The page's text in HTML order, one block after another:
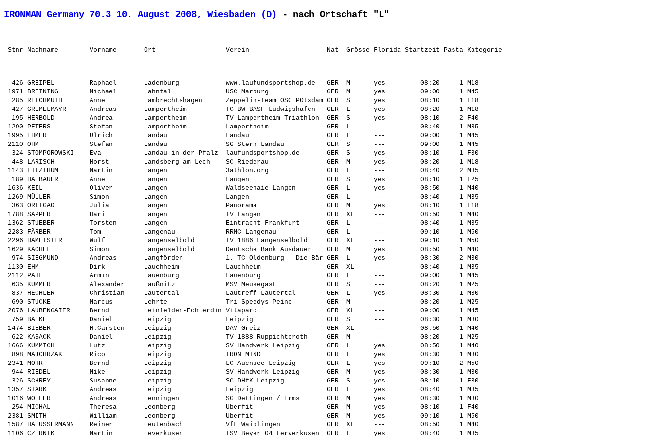
IRONMAN Germany 70.3 10. August 2008, Wiesbaden (D) - nach Ortschaft "L"
  426 GREIPEL         Raphael       Ladenburg            www.laufundsportshop.de   GER  M      yes         08:20     1 M18
1971 BREINING        Michael       Lahntal              USC Marburg               GER  M      yes         09:00     1 M45
  285 REICHMUTH       Anne          Lambrechtshagen      Zeppelin-Team OSC POtsdam GER  S      yes         08:10     1 F18
  427 GREMELMAYR      Andreas       Lampertheim          TC BW BASF Ludwigshafen   GER  L      yes         08:20     1 M18
  195 HERBOLD         Andrea        Lampertheim          TV Lampertheim Triathlon  GER  S      yes         08:10     2 F40
1290 PETERS          Stefan        Lampertheim          Lampertheim               GER  L      ---         08:40     1 M35
1995 EHMER           Ulrich        Landau               Landau                    GER  L      ---         09:00     1 M45
2110 OHM             Stefan        Landau               SG Stern Landau           GER  S      ---         09:00     1 M45
  324 STOMPOROWSKI    Eva           Landau in der Pfalz  laufundsportshop.de       GER  S      yes         08:10     1 F30
  448 LARISCH         Horst         Landsberg am Lech    SC Riederau               GER  M      yes         08:20     1 M18
1143 FITZTHUM        Martin        Langen               3athlon.org               GER  L      ---         08:40     2 M35
  189 HALBAUER        Anne          Langen               Langen                    GER  S      yes         08:10     1 F25
1636 KEIL            Oliver        Langen               Waldseehaie Langen        GER  L      yes         08:50     1 M40
1269 MÜLLER          Simon         Langen               Langen                    GER  L      ---         08:40     1 M35
  363 ORTIGAO         Julia         Langen               Panorama                  GER  M      yes         08:10     1 F18
1788 SAPPER          Hari          Langen               TV Langen                 GER  XL     ---         08:50     1 M40
1362 STUEBER         Torsten       Langen               Eintracht Frankfurt       GER  L      ---         08:40     1 M35
2283 FÄRBER          Tom           Langenau             RRMC-Langenau             GER  L      ---         09:10     1 M50
2296 HAMEISTER       Wulf          Langenselbold        TV 1886 Langenselbold     GER  XL     ---         09:10     1 M50
1629 KACHEL          Simon         Langenselbold        Deutsche Bank Ausdauer    GER  M      yes         08:50     1 M40
  974 SIEGMUND        Andreas       Langförden           1. TC Oldenburg - Die Bär GER  L      yes         08:30     2 M30
1130 EHM             Dirk          Lauchheim            Lauchheim                 GER  XL     ---         08:40     1 M35
2112 PAHL            Armin         Lauenburg            Lauenburg                 GER  L      ---         09:00     1 M45
  635 KUMMER          Alexander     Laußnitz             MSV Meusegast             GER  S      ---         08:20     1 M25
  837 HECHLER         Christian     Lautertal            Lautreff Lautertal        GER  L      yes         08:30     1 M30
  690 STUCKE          Marcus        Lehrte               Tri Speedys Peine         GER  M      ---         08:20     1 M25
2076 LAUBENGAIER     Bernd         Leinfelden-Echterdin Vitaparc                  GER  XL     ---         09:00     1 M45
  759 BALKE           Daniel        Leipzig              Leipzig                   GER  S      ---         08:30     1 M30
1474 BIEBER          H.Carsten     Leipzig              DAV Greiz                 GER  XL     ---         08:50     1 M40
  622 KASACK          Daniel        Leipzig              TV 1888 Ruppichteroth     GER  M      ---         08:20     1 M25
1666 KUMMICH         Lutz          Leipzig              SV Handwerk Leipzig       GER  L      yes         08:50     1 M40
  898 MAJCHRZAK       Rico          Leipzig              IRON MIND                 GER  L      yes         08:30     1 M30
2341 MOHR            Bernd         Leipzig              LC Auensee Leipzig        GER  L      yes         09:10     2 M50
  944 RIEDEL          Mike          Leipzig              SV Handwerk Leipzig       GER  M      yes         08:30     1 M30
  326 SCHREY          Susanne       Leipzig              SC DHfK Leipzig           GER  S      yes         08:10     1 F30
1357 STARK           Andreas       Leipzig              Leipzig                   GER  L      yes         08:40     1 M35
1016 WOLFER          Andreas       Lenningen            SG Dettingen / Erms       GER  M      yes         08:30     1 M30
  254 MICHAL          Theresa       Leonberg             Uberfit                   GER  M      yes         08:10     1 F40
2381 SMITH           William       Leonberg             Uberfit                   GER  M      yes         09:10     1 M50
1587 HAEUSSERMANN    Reiner        Leutenbach           VfL Waiblingen            GER  XL     ---         08:50     1 M40
1106 CZERNIK         Martin        Leverkusen           TSV Beyer 04 Lerverkusen  GER  L      yes         08:40     1 M35